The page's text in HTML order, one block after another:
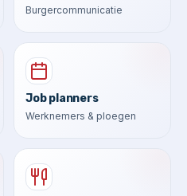
Burgercommunicatie
Job planners
Werknemers & ploegen